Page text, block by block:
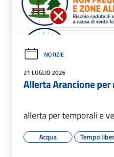
NOTIZIE
21 LUGLIO 2026
Allerta Arancione
allerta per temporali e
Acqua Tempo